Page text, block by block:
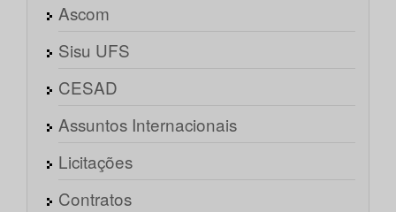
Ascom
Sisu UFS
CESAD
Assuntos Internacionais
Licitações
Contratos